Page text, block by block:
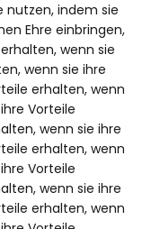
nutzen, indem sie
Ehre einbringen,
wenn sie
wenn sie ihre
erhalten, wenn
Vorteile
wenn sie ihre
erhalten, wenn
Vorteile
wenn sie ihre
erhalten, wenn